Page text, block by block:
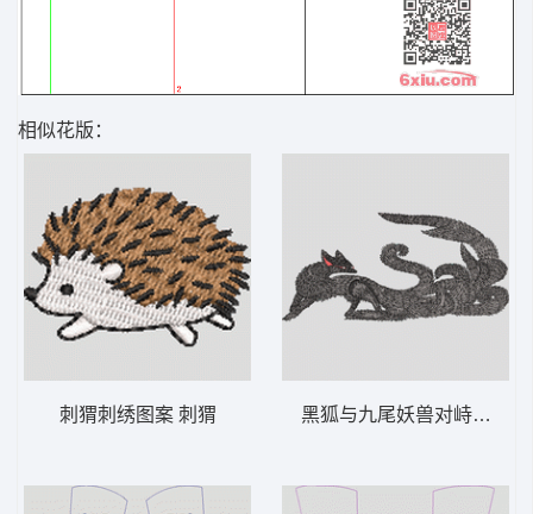
相似花版：
刺猬刺绣图案 刺猬 黑狐与九尾妖兽对峙 狐狸